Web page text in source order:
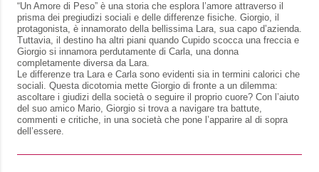
“Un Amore di Peso” è una storia che esplora l’amore attraverso il
prisma dei pregiudizi sociali e delle differenze fisiche. Giorgio, il
protagonista, è innamorato della bellissima Lara, sua capo d’azienda.
Tuttavia, il destino ha altri piani quando Cupido scocca una freccia e
Giorgio si innamora perdutamente di Carla, una donna
completamente diversa da Lara.
Le differenze tra Lara e Carla sono evidenti sia in termini calorici che
sociali. Questa dicotomia mette Giorgio di fronte a un dilemma:
ascoltare i giudizi della società o seguire il proprio cuore? Con l’aiuto
del suo amico Mario, Giorgio si trova a navigare tra battute,
commenti e critiche, in una società che pone l’apparire al di sopra
dell’essere.